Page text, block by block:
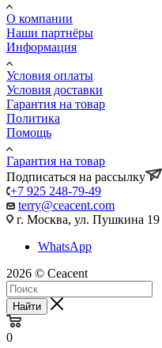
О компании
Наши партнёры
Информация
Условия оплаты
Условия доставки
Гарантия на товар
Политика
Помощь
Гарантия на товар
Подписаться на рассылку
+7 925 248-79-49
terry@ceacent.com
г. Москва, ул. Пушкина 19
WhatsApp
2026 © Сeacent
Найти
0